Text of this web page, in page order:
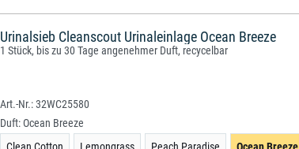
Urinalsieb Cleanscout Urinaleinlage Ocean Breeze
1 Stück, bis zu 30 Tage angenehmer Duft, recycelbar
32WC25580
Duft:Ocean Breeze